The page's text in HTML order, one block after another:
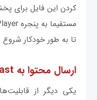
کردن این فایل برای
تا به طور خودکار
ارسال محتوا به Chromecast